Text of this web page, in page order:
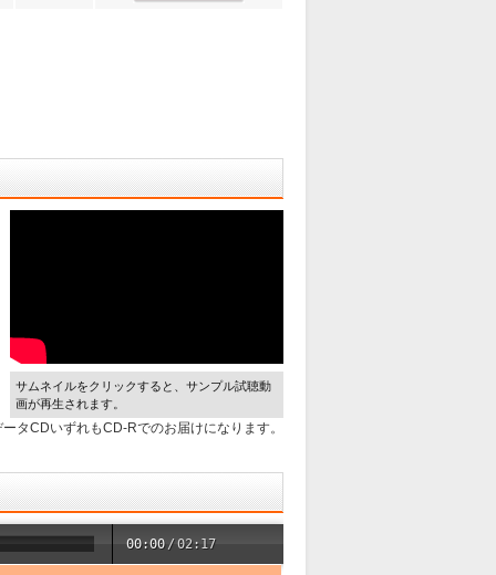
サムネイルをクリックすると、サンプル試聴動
画が再生されます。
タCDいずれもCD-Rでのお届けになります。
00:00 /02:17